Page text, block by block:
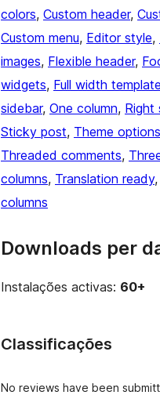
colors, Custom header,
Custom menu, Editor style,
images, Flexible header,
widgets, Full width template
sidebar, One column, Right
Sticky post, Theme options
Threaded comments,
columns, Translation ready,
columns
Downloads per
Instalações activas: 60+
Classificações
No reviews have been